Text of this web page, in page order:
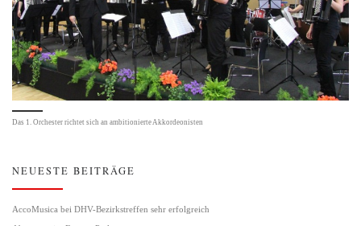
Das 1. Orchester richtet sich an ambitionierte Akkordeonisten
NEUESTE BEITRÄGE
AccoMusica bei DHV-Bezirkstreffen sehr erfolgreich